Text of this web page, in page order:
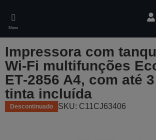
main
content
Menu
Impressora com
Wi-Fi multifunções
ET‑2856 A4, com até
tinta incluída
Descontinuado SKU: C11CJ63406